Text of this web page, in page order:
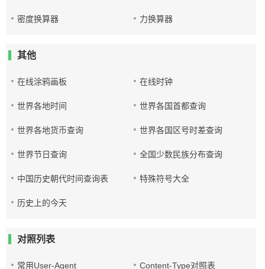
密度换算器 力换算器
其他
在线涂鸦画板 在线时钟
世界各地时间 世界各国首都查询
世界各地货币查询 世界各国区号时差查询
世界节日查询 全国少数民族分布查询
中国历史朝代时间查询表 特殊符号大全
历史上的今天
对照列表
常用User-Agent Content-Type对照表